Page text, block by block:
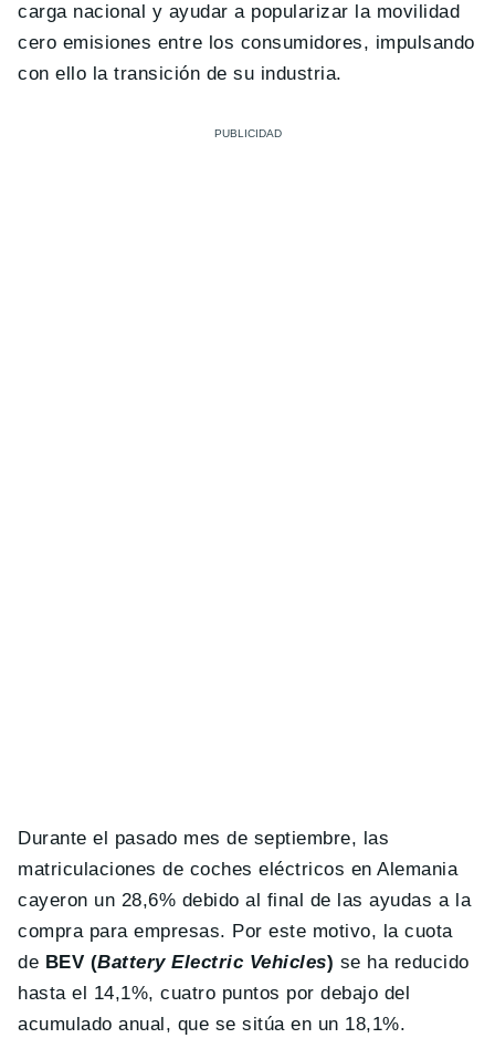
carga nacional y ayudar a popularizar la movilidad
cero emisiones entre los consumidores, impulsando
con ello la transición de su industria.
Durante el pasado mes de septiembre, las
matriculaciones de coches eléctricos en Alemania
cayeron un 28,6% debido al final de las ayudas a la
compra para empresas. Por este motivo, la cuota
de BEV (Battery Electric Vehicles) se ha reducido
hasta el 14,1%, cuatro puntos por debajo del
acumulado anual, que se sitúa en un 18,1%.